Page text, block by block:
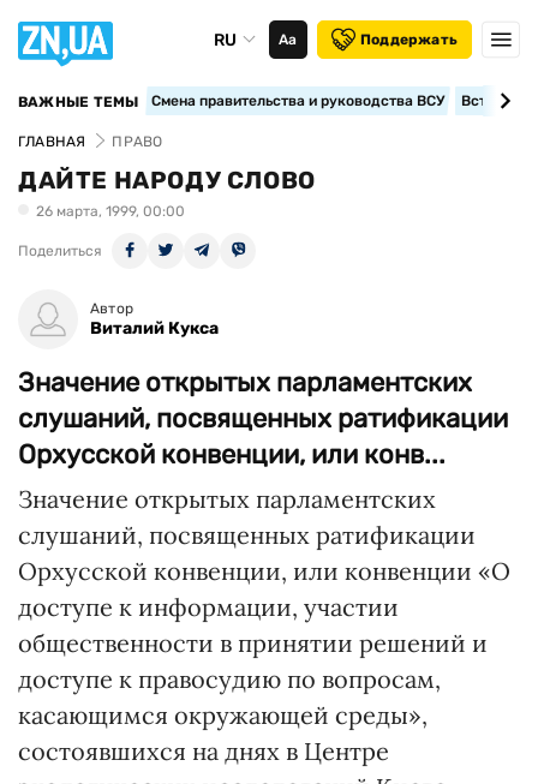
RU Аа Поддержать
ВАЖНЫЕ ТЕМЫ Смена правительства и руководства ВСУ
ГЛАВНАЯ ПРАВО
ДАЙТЕ НАРОДУ СЛОВО
26 марта, 1999, 00:00
Поделиться
Автор
Виталий Кукса
Значение открытых парламентских
слушаний, посвященных ратификации
Орхусской конвенции, или конв...
Значение открытых парламентских
слушаний, посвященных ратификации
Орхусской конвенции, или конвенции «О
доступе к информации, участии
общественности в принятии решений и
доступе к правосудию по вопросам,
касающимся окружающей среды»,
состоявшихся на днях в Центре